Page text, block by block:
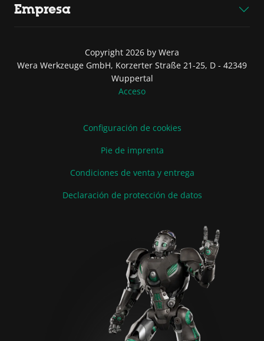
Empresa
Copyright 2026 by Wera
Wera Werkzeuge GmbH, Korzerter Straße 21-25, D - 42349
Wuppertal
Acceso
Configuración de cookies
Pie de imprenta
Condiciones de venta y entrega
Declaración de protección de datos